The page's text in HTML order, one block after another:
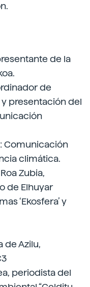
de la
de
y presentación del
Comunicación
climática.
Zubia,
de Elhuyar
‘Ekosfera’ y
de Azilu,
periodista del